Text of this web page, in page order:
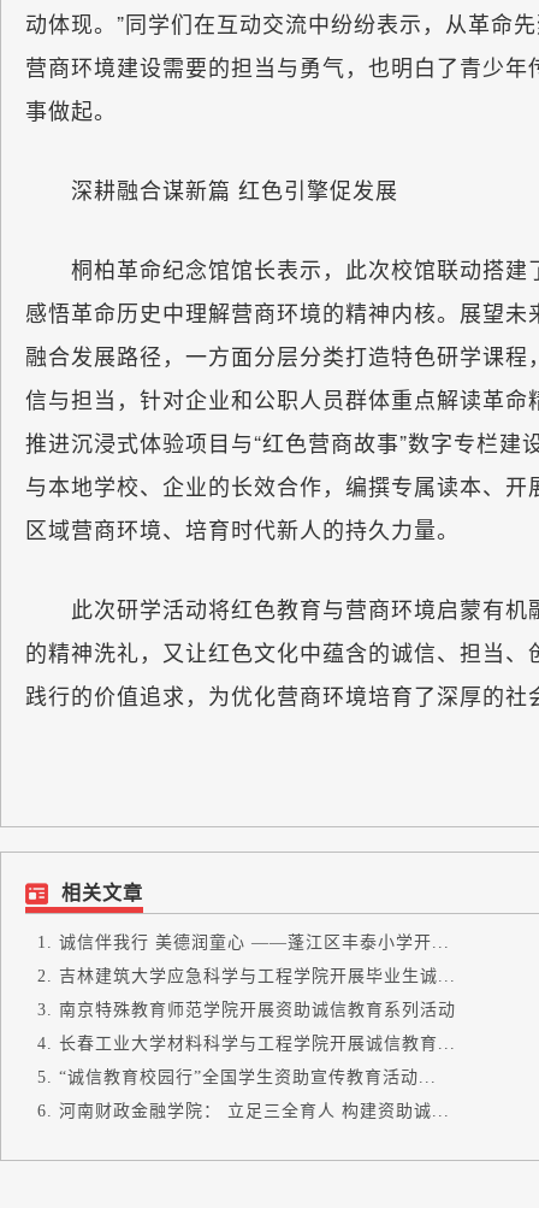
动体现。”同学们在互动交流中纷纷表示，从革命
营商环境建设需要的担当与勇气，也明白了青少
事做起。
深耕融合谋新篇 红色引擎促发展
桐柏革命纪念馆馆长表示，此次校馆联动搭建
感悟革命历史中理解营商环境的精神内核。展望
融合发展路径，一方面分层分类打造特色研学课
信与担当，针对企业和公职人员群体重点解读革
推进沉浸式体验项目与“红色营商故事”数字专栏
与本地学校、企业的长效合作，编撰专属读本、
区域营商环境、培育时代新人的持久力量。
此次研学活动将红色教育与营商环境启蒙有机
的精神洗礼，又让红色文化中蕴含的诚信、担当
践行的价值追求，为优化营商环境培育了深厚的社
相关文章
诚信伴我行 美德润童心 ——蓬江区丰泰小学开...
吉林建筑大学应急科学与工程学院开展毕业生诚...
南京特殊教育师范学院开展资助诚信教育系列活动
长春工业大学材料科学与工程学院开展诚信教育...
“诚信教育校园行”全国学生资助宣传教育活动...
河南财政金融学院： 立足三全育人 构建资助诚...